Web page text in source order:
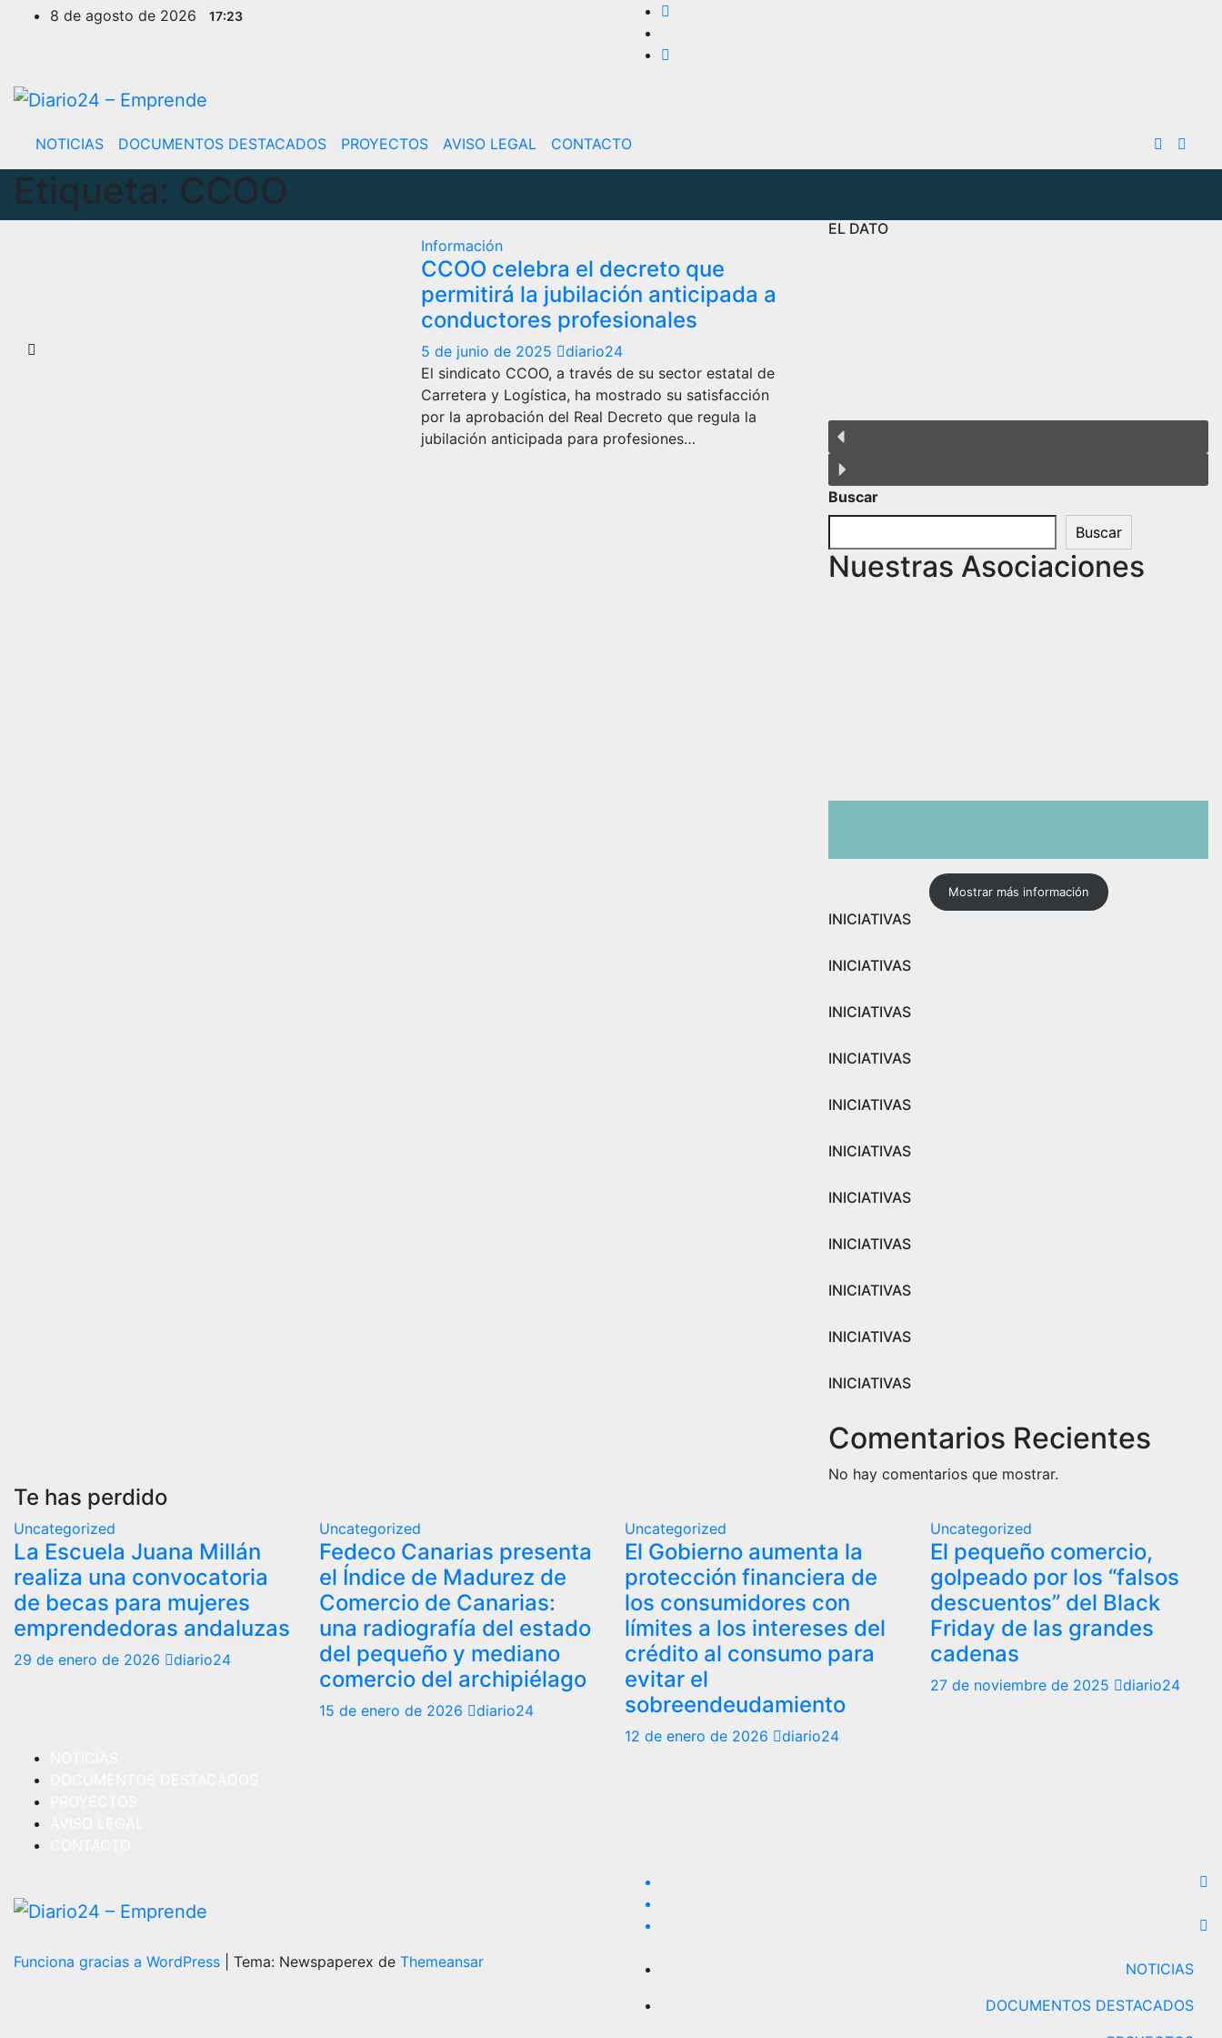
8 de agosto de 2026 17:23
NOTICIAS DOCUMENTOS DESTACADOS PROYECTOS AVISO LEGAL CONTACTO
Etiqueta: CCOO
Información
CCOO celebra el decreto que
permitirá la jubilación anticipada a
conductores profesionales
5 de junio de 2025
diario24
El sindicato CCOO, a través de su sector estatal de
Carretera y Logística, ha mostrado su satisfacción
por la aprobación del Real Decreto que regula la
jubilación anticipada para profesiones…
EL DATO
Buscar
Buscar
Nuestras Asociaciones
Mostrar más información
INICIATIVAS
INICIATIVAS
INICIATIVAS
INICIATIVAS
INICIATIVAS
INICIATIVAS
INICIATIVAS
INICIATIVAS
INICIATIVAS
INICIATIVAS
INICIATIVAS
Comentarios Recientes
No hay comentarios que mostrar.
Te has perdido
Uncategorized
La Escuela Juana Millán
realiza una convocatoria
de becas para mujeres
emprendedoras andaluzas
29 de enero de 2026 diario24
Uncategorized
Fedeco Canarias presenta
el Índice de Madurez de
Comercio de Canarias:
una radiografía del estado
del pequeño y mediano
comercio del archipiélago
15 de enero de 2026 diario24
Uncategorized
El Gobierno aumenta la
protección financiera de
los consumidores con
límites a los intereses del
crédito al consumo para
evitar el
sobreendeudamiento
12 de enero de 2026 diario24
Uncategorized
El pequeño comercio,
golpeado por los “falsos
descuentos” del Black
Friday de las grandes
cadenas
27 de noviembre de 2025 diario24
Funciona gracias a WordPress Tema: Newspaperex de Themeansar
NOTICIAS
DOCUMENTOS DESTACADOS